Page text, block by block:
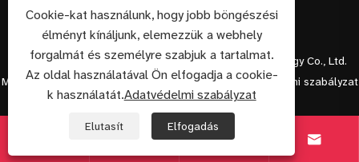
Copyright © 2025 Shenzhen Tianfu Innovative Technology Co., Ltd.
Minden jog fenntartva.Links Sitemap RSS XML Adatvédelmi szabályzat
 
Cookie-kat használunk, hogy jobb böngészési
élményt kínáljunk, elemezzük a webhely
forgalmát és személyre szabjuk a tartalmat.
Az oldal használatával Ön elfogadja a cookie-
k használatát.Adatvédelmi szabályzat
Elutasít Elfogadás